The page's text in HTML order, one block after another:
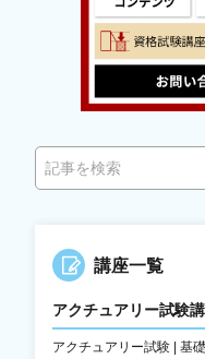
索
講座一覧
アクチュアリー試験
アクチュアリー試験 | 基